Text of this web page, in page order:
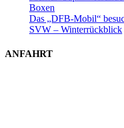
Boxen
Das „DFB-Mobil“
SVW – Winterrückblick
ANFAHRT